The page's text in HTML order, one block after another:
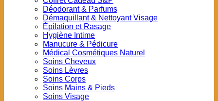
Déodorant & Parfums
Démaquillant & Nettoyant Visage
Épilation et Rasage
Hygiène Intime
Manucure & Pédicure
Médical Cosmétiques Naturel
Soins Cheveux
Soins Lèvres
Soins Corps
Soins Mains & Pieds
Soins Visage